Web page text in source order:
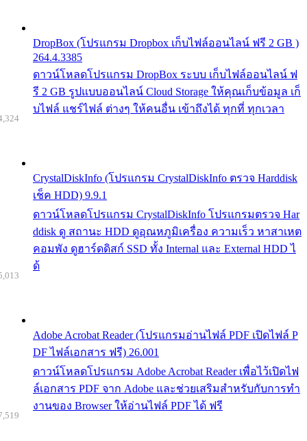
DropBox (โปรแกรม Dropbox เก็บไฟล์ออนไลน์ ฟรี 2 GB )
264.4.3385
ดาวน์โหลดโปรแกรม DropBox ระบบ เก็บไฟล์ออนไลน์ ฟ
รี 2 GB รูปแบบออนไลน์ Cloud Storage ให้คุณเก็บข้อมูล เก็
บไฟล์ แชร์ไฟล์ ต่างๆ ให้คนอื่น เข้าถึงได้ ทุกที่ ทุกเวลา
CrystalDiskInfo (โปรแกรม CrystalDiskInfo ตรวจ Harddisk
เช็ค HDD) 9.9.1
ดาวน์โหลดโปรแกรม CrystalDiskInfo โปรแกรมตรวจ Har
ddisk ดู สถานะ HDD ดูอุณหภูมิเครื่อง ความเร็ว หาสาเหต
คอมพัง ดูฮาร์ดดิสก์ SSD ทั้ง Internal และ External HDD ไ
ด้
Adobe Acrobat Reader (โปรแกรมอ่านไฟล์ PDF เปิดไฟล์ P
DF ไฟล์เอกสาร ฟรี) 26.001
ดาวน์โหลดโปรแกรม Adobe Acrobat Reader เพื่อไว้เปิดไฟ
ล์เอกสาร PDF จาก Adobe และช่วยเสริมสำหรับกับการทำ
งานของ Browser ให้อ่านไฟล์ PDF ได้ ฟรี